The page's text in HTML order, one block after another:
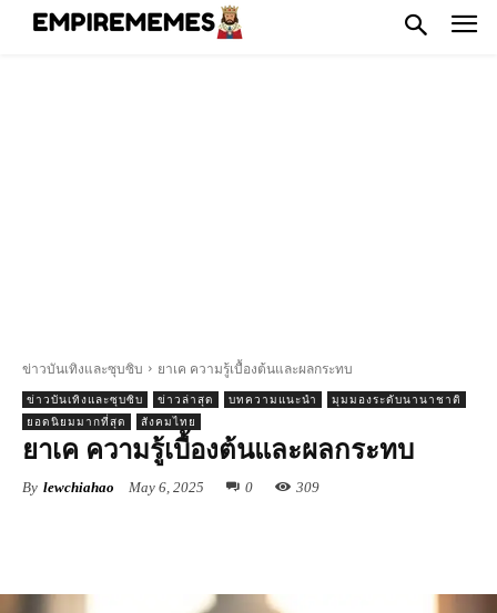
ข่าวบันเทิงและซุบซิบ ยาเค ความรู้เบื้องต้นและผลกระทบ
ข่าวบันเทิงและซุบซิบ ข่าวล่าสุด บทความแนะนำ
มุมมองระดับนานาชาติ
ยอดนิยมมากที่สุด
สังคมไทย
ยาเค ความรู้เบื้องต้นและผลกระทบ
By lewchiahao May 6, 2025 0 309